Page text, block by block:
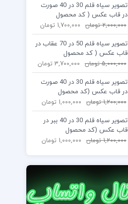
تصویر سیاه قلم 30 در 40 صورت
در قاب عکس ( کد محصول
1404040402)
2,000,000 تومان 1,700,000 تومان
تصویر سیاه قلم 50 در 70 عقاب در
قاب عکس ( کد محصول
1404072105)
5,000,000 تومان 3,700,000 تومان
تصویر سیاه قلم 30 در 40 صورت
در قاب عکس (کد محصول
1404040401)
1,200,000 تومان 1,000,000 تومان
تصویر سیاه قلم 30 در 40 ببر در
قاب عکس (کد محصول
1404040304)
1,200,000 تومان 1,000,000 تومان